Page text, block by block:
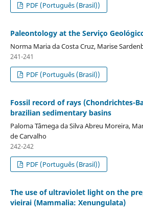
PDF (Português (Brasil))
Paleontology at the Serviço
Norma Maria da Costa Cruz, Marise
241-241
PDF (Português (Brasil))
Fossil record of rays (Chondrichtes-
brazilian sedimentary basins
Paloma Tâmega da Silva Abreu Moreira,
de Carvalho
242-242
PDF (Português (Brasil))
The use of ultraviolet light on the
vieirai (Mammalia: Xenungulata)